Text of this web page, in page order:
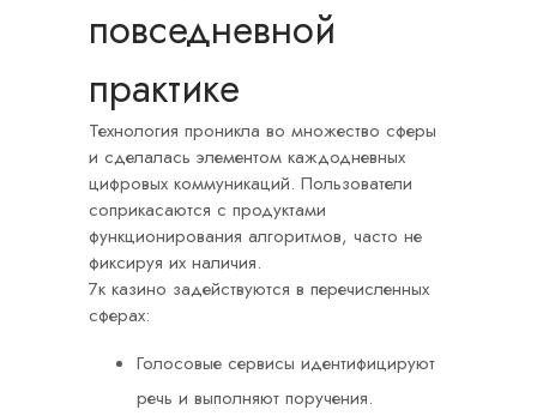
повседневной
практике
Технология проникла во множество сферы
и сделалась элементом каждодневных
цифровых коммуникаций. Пользователи
соприкасаются с продуктами
функционирования алгоритмов, часто не
фиксируя их наличия.
7к казино задействуются в перечисленных
сферах:
Голосовые сервисы идентифицируют
речь и выполняют поручения.